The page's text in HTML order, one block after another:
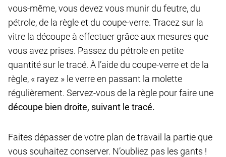
vous-même, vous devez vous munir du feutre, du
pétrole, de la règle et du coupe-verre. Tracez sur la
vitre la découpe à effectuer grâce aux mesures que
vous avez prises. Passez du pétrole en petite
quantité sur le tracé. À l’aide du coupe-verre et de la
règle, « rayez » le verre en passant la molette
régulièrement. Servez-vous de la règle pour faire une
découpe bien droite, suivant le tracé.
Faites dépasser de votre plan de travail la partie que
vous souhaitez conserver. N’oubliez pas les gants !